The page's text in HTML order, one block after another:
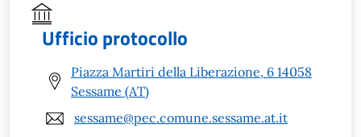
Ufficio protocollo
Piazza Martiri della Liberazione, 6 14058
Sessame (AT)
sessame@pec.comune.sessame.at.it